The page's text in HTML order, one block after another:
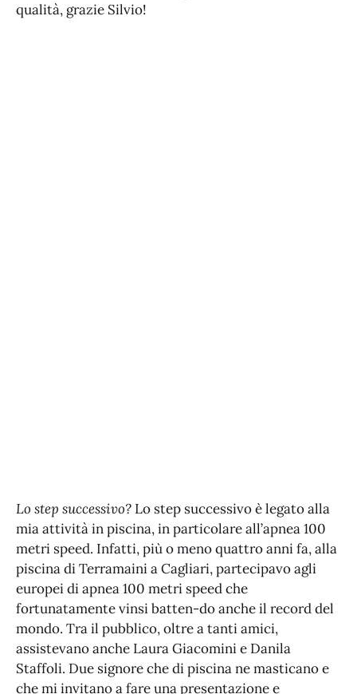
qualità, grazie Silvio!
Lo step successivo? Lo step successivo è legato alla
mia attività in piscina, in particolare all’apnea 100
metri speed. Infatti, più o meno quattro anni fa, alla
piscina di Terramaini a Cagliari, partecipavo agli
europei di apnea 100 metri speed che
fortunatamente vinsi batten-do anche il record del
mondo. Tra il pubblico, oltre a tanti amici,
assistevano anche Laura Giacomini e Danila
Staffoli. Due signore che di piscina ne masticano e
che mi invitano a fare una presentazione e